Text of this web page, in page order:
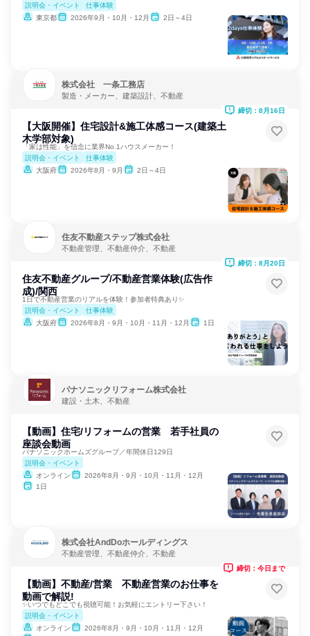
説明会・イベント
仕事体験
東京都
2026年9月・10月・12月 2日～4日
株式会社 一条工務店
製造・メーカー、建築設計、不動産
【大阪開催】住宅設計&施工体感コース(建築土
木学部対象)
「家は性能」を信念に業界No.1ハウスメーカー！
説明会・イベント
仕事体験
大阪府
2026年8月・9月 2日～4日
締切：8月16日
住友不動産ステップ株式会社
不動産管理、不動産仲介、不動産
住友不動産グループ/不動産営業体験(広告作
成)/関西
1日で不動産営業のリアルを体験！参加者特典あり✨
説明会・イベント
仕事体験
大阪府
2026年8月・9月・10月・11月・12月 1日
締切：8月20日
パナソニックリフォーム株式会社
建設・土木、不動産
【動画】住宅/リフォームの営業 若手社員の
座談会動画
パナソニックホームズグループ／年間休日129日
説明会・イベント
オンライン
2026年8月・9月・10月・11月・12月
1日
株式会社AndDoホールディングス
不動産管理、不動産仲介、不動産
【動画】不動産/営業 不動産営業のお仕事を
動画で解説!
✨いつでもどこでも視聴可能！お気軽にエントリー下さい！
説明会・イベント
オンライン
2026年8月・9月・10月・11月・12月
締切：今日まで